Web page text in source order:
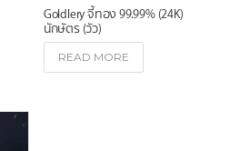
Goldlery จี้ทอง 99.99% (24K)
นักษัตร (วัว)
READ MORE